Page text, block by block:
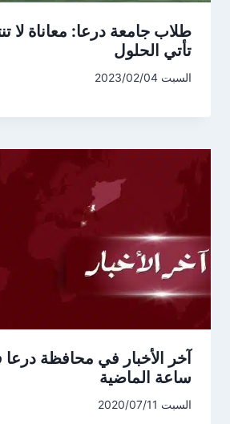
طلاب جامعة درعا: معاناة لا
تأتي الحلول
السبت 2023/02/04
ساعة الماضية
السبت 2020/07/11